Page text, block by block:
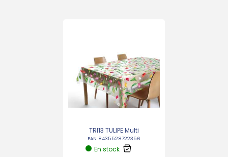
TRI13 TULIPE Multi
EAN 8435528722356
En stock